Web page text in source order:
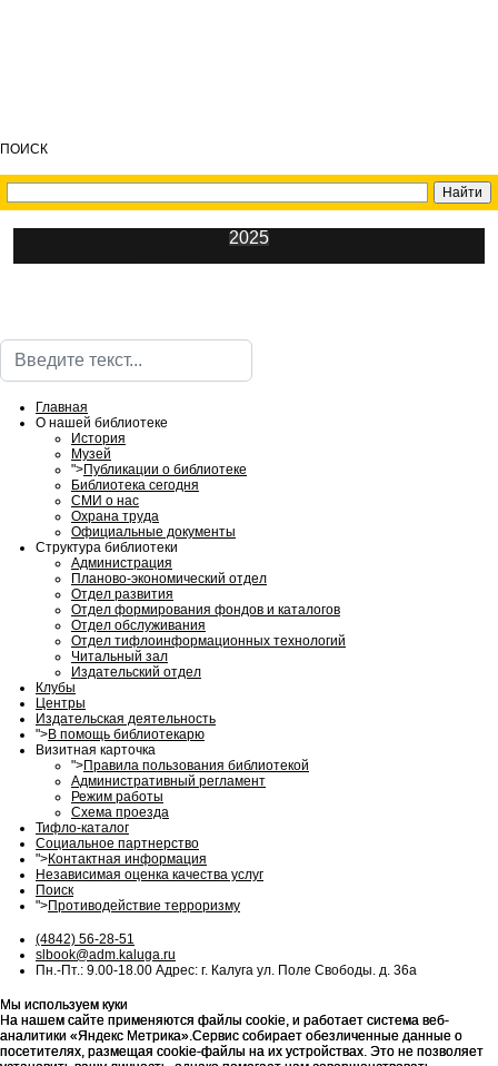
Мы используем куки
На нашем сайте применяются файлы cookie, и работает система веб-
аналитики «Яндекс Метрика».Сервис собирает обезличенные данные о
посетителях, размещая cookie-файлы на их устройствах. Это не позволяет
ПОИСК
2025
Поиск
Главная
О нашей библиотеке
История
Музей
">Публикации о библиотеке
Библиотека сегодня
СМИ о нас
Охрана труда
Официальные документы
Структура библиотеки
Администрация
Планово-экономический отдел
Отдел развития
Отдел формирования фондов и каталогов
Отдел обслуживания
Отдел тифлоинформационных технологий
Читальный зал
Издательский отдел
Клубы
Центры
Издательская деятельность
">В помощь библиотекарю
Визитная карточка
">Правила пользования библиотекой
Административный регламент
Режим работы
Схема проезда
Тифло-каталог
Социальное партнерство
">Контактная информация
Независимая оценка качества услуг
Поиск
">Противодействие терроризму
(4842) 56-28-51
slbook@adm.kaluga.ru
Пн.-Пт.: 9.00-18.00 Адрес: г. Калуга ул. Поле Свободы. д. 36а
Мы используем куки
На нашем сайте применяются файлы cookie, и работает система веб-
аналитики «Яндекс Метрика».Сервис собирает обезличенные данные о
посетителях, размещая cookie-файлы на их устройствах. Это не позволяет